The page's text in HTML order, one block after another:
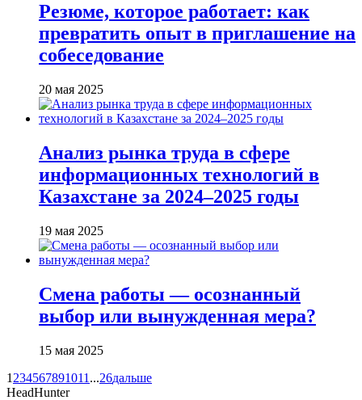
Резюме, которое работает: как
превратить опыт в приглашение на
собеседование
20 мая 2025
Анализ рынка труда в сфере
информационных технологий в
Казахстане за 2024–2025 годы
19 мая 2025
Смена работы — осознанный
выбор или вынужденная мера?
15 мая 2025
1 234567891011 ...26дальше
HeadHunter